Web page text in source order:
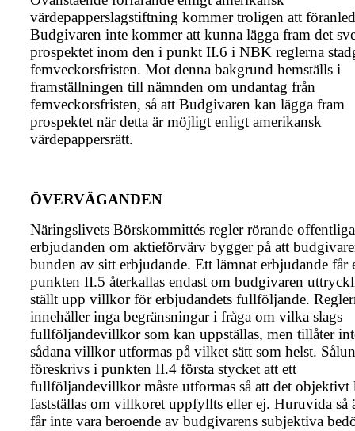
värdepapperslagstiftning kommer troligen att
Budgivaren inte kommer att kunna lägga fram det
prospektet inom den i punkt II.6 i NBK reglerna
femveckorsfristen. Mot denna bakgrund hemställs i
framställningen till nämnden om undantag från
femveckorsfristen, så att Budgivaren kan lägga fram
prospektet när detta är möjligt enligt amerikansk
värdepappersrätt.
ÖVERVÄGANDEN
Näringslivets Börskommittés regler rörande offentliga
erbjudanden om aktie­förvärv bygger på att
bunden av sitt erbjudande. Ett lämnat erbjudande får
punkten II.5 återkallas endast om budgivaren
ställt upp villkor för erbjudandets fullföljande.
innehåller inga begränsningar i fråga om vilka slags
fullföljandevillkor som kan uppställas, men tillåter
sådana villkor utformas på vilket sätt som helst.
föreskrivs i punkten II.4 första stycket att ett
fullföljandevillkor måste utformas så att det objektivt
fastställas om villkoret uppfyllts eller ej. Huruvida så
får inte vara beroende av budgivarens subjektiva